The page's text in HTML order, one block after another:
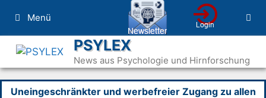
Inhalt
springen
Menü
PSYLEX
News aus Psychologie und Hirnforschung
Uneingeschränkter und werbefreier Zugang zu allen